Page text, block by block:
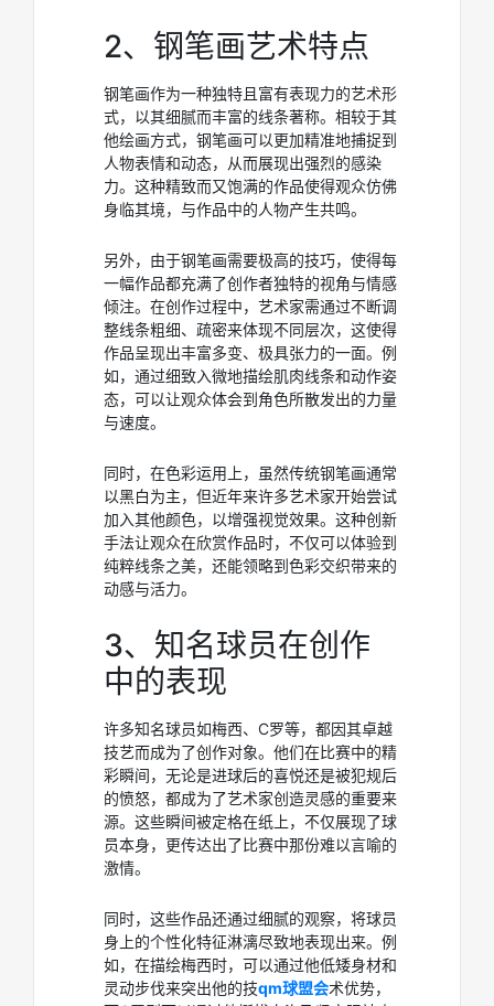
2、钢笔画艺术特点
钢笔画作为一种独特且富有表现力的艺术形
式，以其细腻而丰富的线条著称。相较于其
他绘画方式，钢笔画可以更加精准地捕捉到
人物表情和动态，从而展现出强烈的感染
力。这种精致而又饱满的作品使得观众仿佛
身临其境，与作品中的人物产生共鸣。
另外，由于钢笔画需要极高的技巧，使得每
一幅作品都充满了创作者独特的视角与情感
倾注。在创作过程中，艺术家需通过不断调
整线条粗细、疏密来体现不同层次，这使得
作品呈现出丰富多变、极具张力的一面。例
如，通过细致入微地描绘肌肉线条和动作姿
态，可以让观众体会到角色所散发出的力量
与速度。
同时，在色彩运用上，虽然传统钢笔画通常
以黑白为主，但近年来许多艺术家开始尝试
加入其他颜色，以增强视觉效果。这种创新
手法让观众在欣赏作品时，不仅可以体验到
纯粹线条之美，还能领略到色彩交织带来的
动感与活力。
3、知名球员在创作
中的表现
许多知名球员如梅西、C罗等，都因其卓越
技艺而成为了创作对象。他们在比赛中的精
彩瞬间，无论是进球后的喜悦还是被犯规后
的愤怒，都成为了艺术家创造灵感的重要来
源。这些瞬间被定格在纸上，不仅展现了球
员本身，更传达出了比赛中那份难以言喻的
激情。
同时，这些作品还通过细腻的观察，将球员
身上的个性化特征淋漓尽致地表现出来。例
如，在描绘梅西时，可以通过他低矮身材和
灵动步伐来突出他的技qm球盟会术优势，